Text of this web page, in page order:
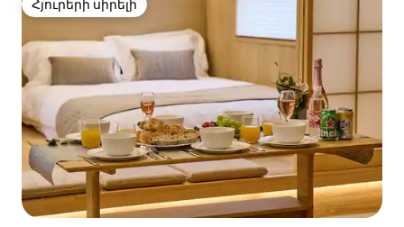
Հյուրերի սիրելի
Հյուրերի սիրելի